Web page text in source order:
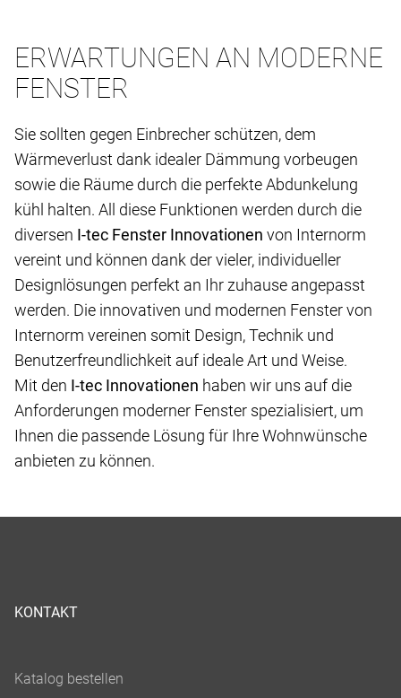
ERWARTUNGEN AN MODERNE
FENSTER
Sie sollten gegen Einbrecher schützen, dem
Wärmeverlust dank idealer Dämmung vorbeugen
sowie die Räume durch die perfekte Abdunkelung
kühl halten. All diese Funktionen werden durch die
diversen I-tec Fenster Innovationen von Internorm
vereint und können dank der vieler, individueller
Designlösungen perfekt an Ihr zuhause angepasst
werden. Die innovativen und modernen Fenster von
Internorm vereinen somit Design, Technik und
Benutzerfreundlichkeit auf ideale Art und Weise.
Mit den I-tec Innovationen haben wir uns auf die
Anforderungen moderner Fenster spezialisiert, um
Ihnen die passende Lösung für Ihre Wohnwünsche
anbieten zu können.
KONTAKT